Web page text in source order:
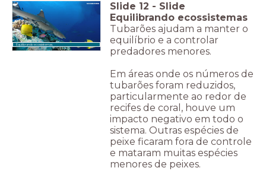
Equilibrando ecossistemas.
Slide 12 - Slide
Equilibrando ecossistemas
Tubarões ajudam a manter o
equilíbrio e a controlar
predadores menores.
Em áreas onde os números de
tubarões foram reduzidos,
particularmente ao redor de
recifes de coral, houve um
impacto negativo em todo o
sistema. Outras espécies de
peixe ficaram fora de controle
e mataram muitas espécies
menores de peixes.